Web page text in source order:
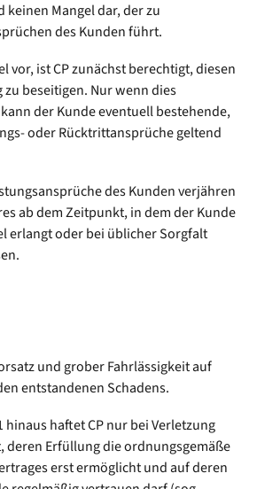
Mangel dar, der zu
des Kunden führt.
vor, ist CP zunächst berechtigt, diesen
beseitigen. Nur wenn dies
der Kunde eventuell bestehende,
oder Rücktrittansprüche geltend
des Kunden verjähren
ab dem Zeitpunkt, in dem der Kunde
erlangt oder bei üblicher Sorgfalt
und grober Fahrlässigkeit auf
entstandenen Schadens.
hinaus haftet CP nur bei Verletzung
deren Erfüllung die ordnungsgemäße
erst ermöglicht und auf deren